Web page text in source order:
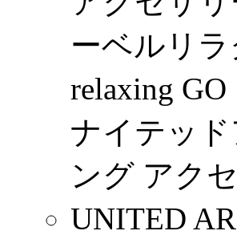
ーベルリラ
relaxing
ナイテッ
ング アク
UNITED